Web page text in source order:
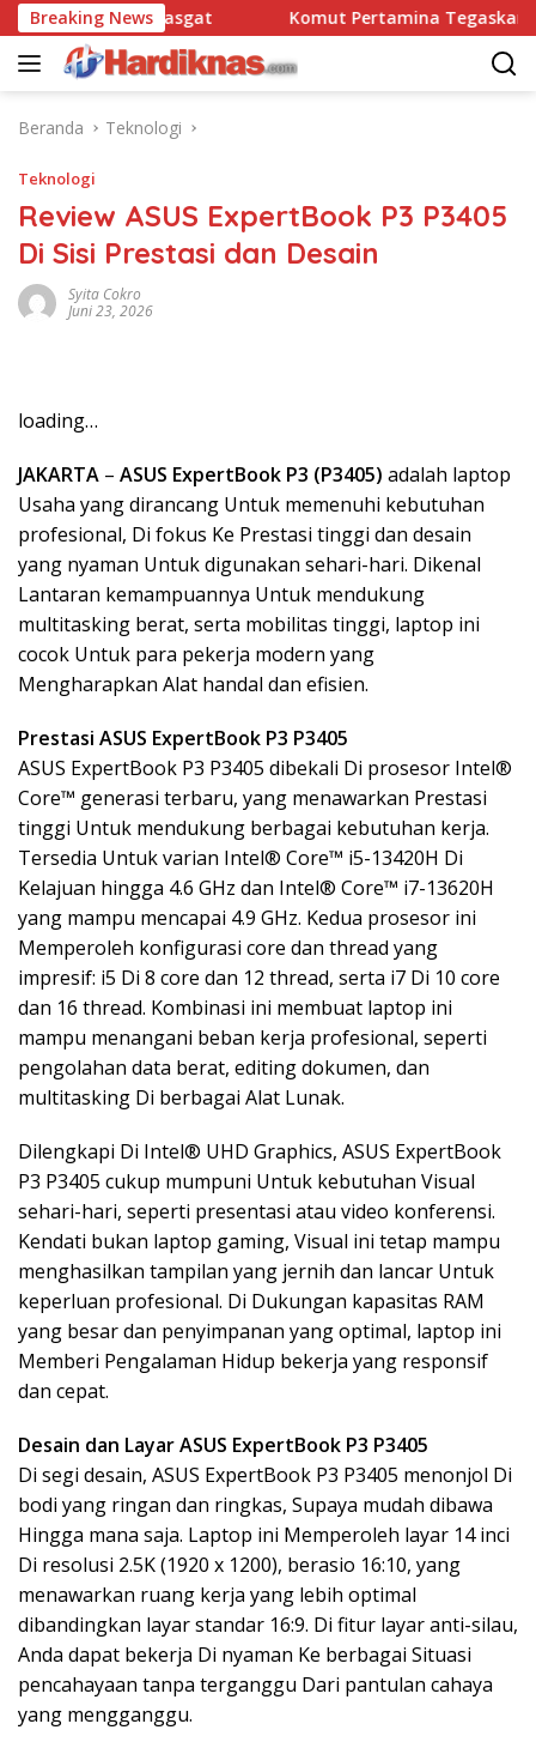
Langsung
ke
konten
Breaking News
90 Pasgat Komut Pertamina Tegaskan Tak
Beranda Teknologi
Teknologi
Review ASUS ExpertBook P3 P3405
Di Sisi Prestasi dan Desain
Syita Cokro
Juni 23, 2026
loading…
JAKARTA – ASUS ExpertBook P3 (P3405) adalah laptop
Usaha yang dirancang Untuk memenuhi kebutuhan
profesional, Di fokus Ke Prestasi tinggi dan desain
yang nyaman Untuk digunakan sehari-hari. Dikenal
Lantaran kemampuannya Untuk mendukung
multitasking berat, serta mobilitas tinggi, laptop ini
cocok Untuk para pekerja modern yang
Mengharapkan Alat handal dan efisien.
Prestasi ASUS ExpertBook P3 P3405
ASUS ExpertBook P3 P3405 dibekali Di prosesor Intel®
Core™ generasi terbaru, yang menawarkan Prestasi
tinggi Untuk mendukung berbagai kebutuhan kerja.
Tersedia Untuk varian Intel® Core™ i5-13420H Di
Kelajuan hingga 4.6 GHz dan Intel® Core™ i7-13620H
yang mampu mencapai 4.9 GHz. Kedua prosesor ini
Memperoleh konfigurasi core dan thread yang
impresif: i5 Di 8 core dan 12 thread, serta i7 Di 10 core
dan 16 thread. Kombinasi ini membuat laptop ini
mampu menangani beban kerja profesional, seperti
pengolahan data berat, editing dokumen, dan
multitasking Di berbagai Alat Lunak.
Dilengkapi Di Intel® UHD Graphics, ASUS ExpertBook
P3 P3405 cukup mumpuni Untuk kebutuhan Visual
sehari-hari, seperti presentasi atau video konferensi.
Kendati bukan laptop gaming, Visual ini tetap mampu
menghasilkan tampilan yang jernih dan lancar Untuk
keperluan profesional. Di Dukungan kapasitas RAM
yang besar dan penyimpanan yang optimal, laptop ini
Memberi Pengalaman Hidup bekerja yang responsif
dan cepat.
Desain dan Layar ASUS ExpertBook P3 P3405
Di segi desain, ASUS ExpertBook P3 P3405 menonjol Di
bodi yang ringan dan ringkas, Supaya mudah dibawa
Hingga mana saja. Laptop ini Memperoleh layar 14 inci
Di resolusi 2.5K (1920 x 1200), berasio 16:10, yang
menawarkan ruang kerja yang lebih optimal
dibandingkan layar standar 16:9. Di fitur layar anti-silau,
Anda dapat bekerja Di nyaman Ke berbagai Situasi
pencahayaan tanpa terganggu Dari pantulan cahaya
yang mengganggu.